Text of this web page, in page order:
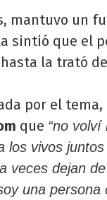
mantuvo un
sintió que el
la trató
por el
que “no
los vivos
veces dejan
una